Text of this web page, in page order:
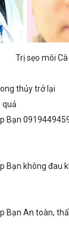
Trị sẹo môi
thủy trở lại
quả
Bạn
Bạn không đau
Bạn An toàn,